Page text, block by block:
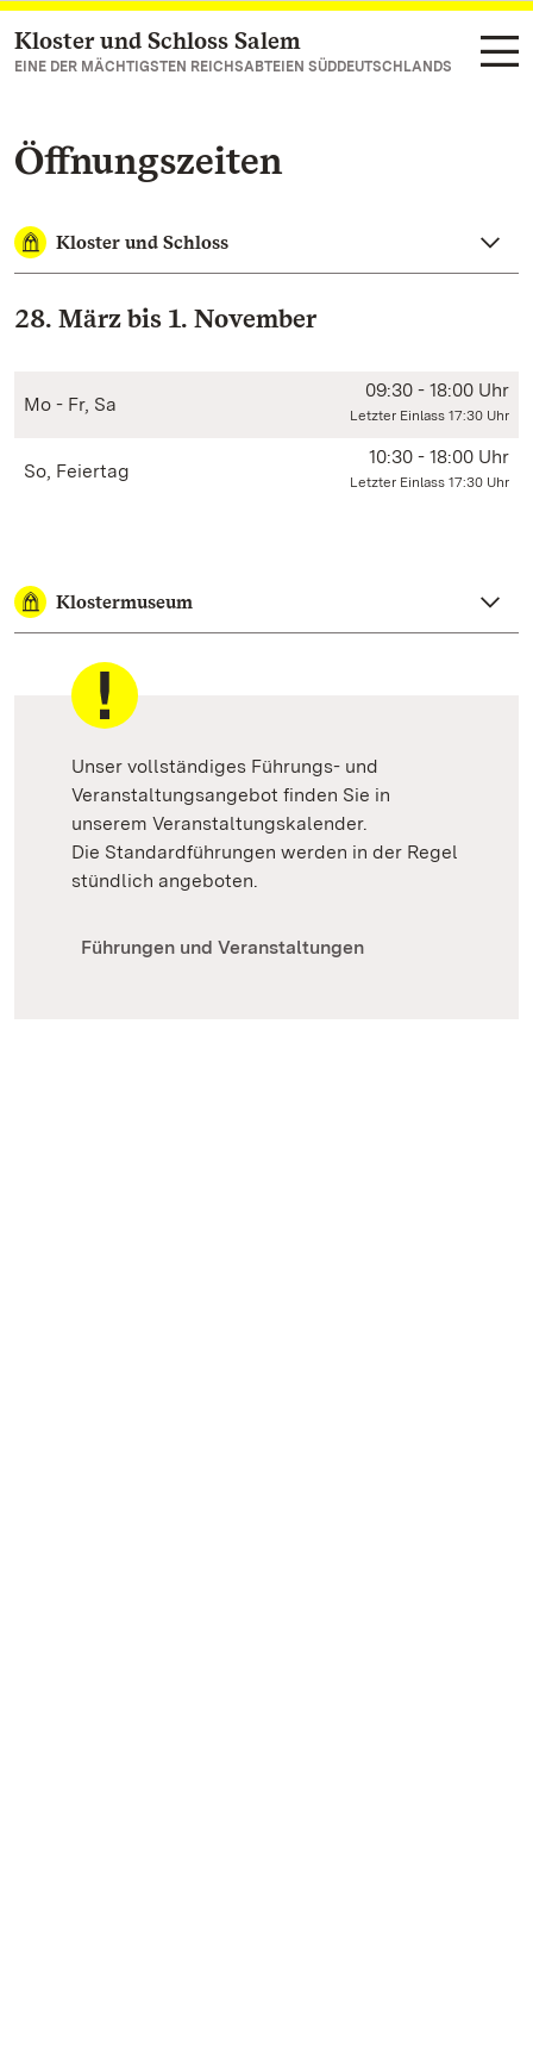
Zum Hauptinhalt springen
Kloster und Schloss Salem
EINE DER MÄCHTIGSTEN REICHSABTEIEN SÜDDEUTSCHLANDS
Öffnungszeiten
Kloster und Schloss
28. März bis 1. November
Mo - Fr, Sa
09:30 - 18:00 Uhr
Letzter Einlass 17:30 Uhr
So, Feiertag
10:30 - 18:00 Uhr
Letzter Einlass 17:30 Uhr
Klostermuseum
Unser vollständiges Führungs- und
Veranstaltungsangebot finden Sie in
unserem Veranstaltungskalender.
Die Standardführungen werden in der Regel
stündlich angeboten.
Führungen und Veranstaltungen